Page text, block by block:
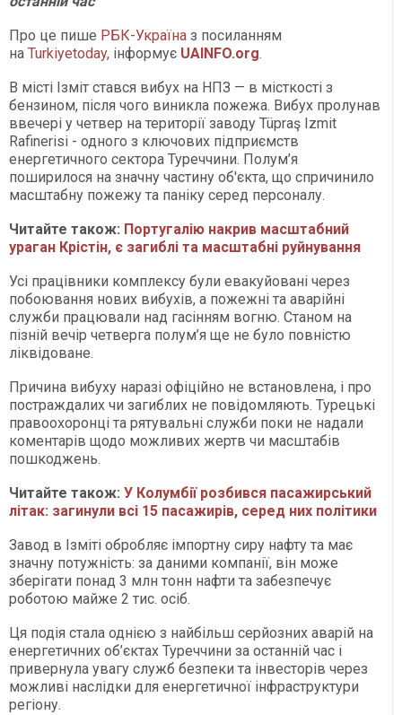
Про це пише РБК-Україна з посиланням
на Turkiyetoday, інформує UAINFO.org.
В місті Ізміт стався вибух на НПЗ — в місткості з
бензином, після чого виникла пожежа. Вибух пролунав
ввечері у четвер на території заводу Tüpraş Izmit
Rafinerisi - одного з ключових підприємств
енергетичного сектора Туреччини. Полум’я
поширилося на значну частину об'єкта, що спричинило
масштабну пожежу та паніку серед персоналу.
Читайте також: Португалію накрив масштабний
ураган Крістін, є загиблі та масштабні руйнування
Усі працівники комплексу були евакуйовані через
побоювання нових вибухів, а пожежні та аварійні
служби працювали над гасінням вогню. Станом на
пізній вечір четверга полум’я ще не було повністю
ліквідоване.
Причина вибуху наразі офіційно не встановлена, і про
постраждалих чи загиблих не повідомляють. Турецькі
правоохоронці та рятувальні служби поки не надали
коментарів щодо можливих жертв чи масштабів
пошкоджень.
Читайте також: У Колумбії розбився пасажирський
літак: загинули всі 15 пасажирів, серед них політики
Завод в Ізміті обробляє імпортну сиру нафту та має
значну потужність: за даними компанії, він може
зберігати понад 3 млн тонн нафти та забезпечує
роботою майже 2 тис. осіб.
Ця подія стала однією з найбільш серйозних аварій на
енергетичних об’єктах Туреччини за останній час і
привернула увагу служб безпеки та інвесторів через
можливі наслідки для енергетичної інфраструктури
регіону.